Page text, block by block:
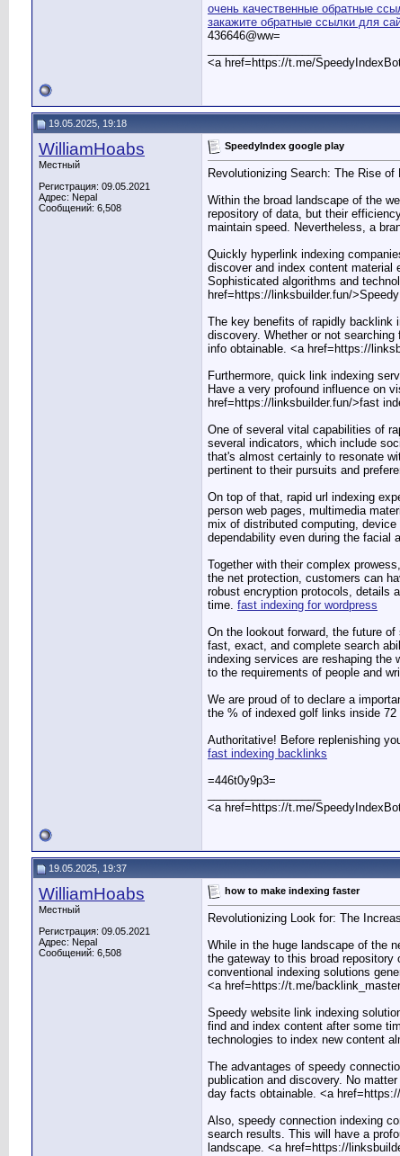
очень качественные обратные
закажите обратные ссылки для
436646@ww=
<a href=https://t.me/
19.05.2025, 19:18
WilliamHoabs
Местный
Регистрация: 09.05.2021
Адрес: Nepal
Сообщений: 6,508
SpeedyIndex google play
Revolutionizing Search: The Rise
Within the broad landscape of the
repository of data, but their
maintain speed. Nevertheless, a
Quickly hyperlink indexing
discover and index content material
Sophisticated algorithms and
href=https://linksbuilder.fun/
The key benefits of rapidly backlink
discovery. Whether or not
info obtainable. <a href=https://
Furthermore, quick link indexing
Have a very profound influence on
href=https://linksbuilder.fun/>fast
One of several vital capabilities of
several indicators, which include
that's almost certainly to resonate
pertinent to their pursuits and
On top of that, rapid url indexing
person web pages, multimedia
mix of distributed computing,
dependability even during the facial
Together with their complex
the net protection, customers can
robust encryption protocols, details
time. fast indexing for wordpress
On the lookout forward, the future
fast, exact, and complete search
indexing services are reshaping the
to the requirements of people and
We are proud of to declare a
the % of indexed golf links inside
Authoritative! Before replenishing
fast indexing backlinks
=446t0y9p3=
<a href=https://t.me/
19.05.2025, 19:37
WilliamHoabs
Местный
Регистрация: 09.05.2021
Адрес: Nepal
Сообщений: 6,508
how to make indexing faster
Revolutionizing Look for: The
While in the huge landscape of the
the gateway to this broad
conventional indexing solutions
<a href=https://t.me/
Speedy website link indexing
find and index content after some
technologies to index new content
The advantages of speedy
publication and discovery. No
day facts obtainable. <a
Also, speedy connection indexing
search results. This will have a
landscape. <a href=https://